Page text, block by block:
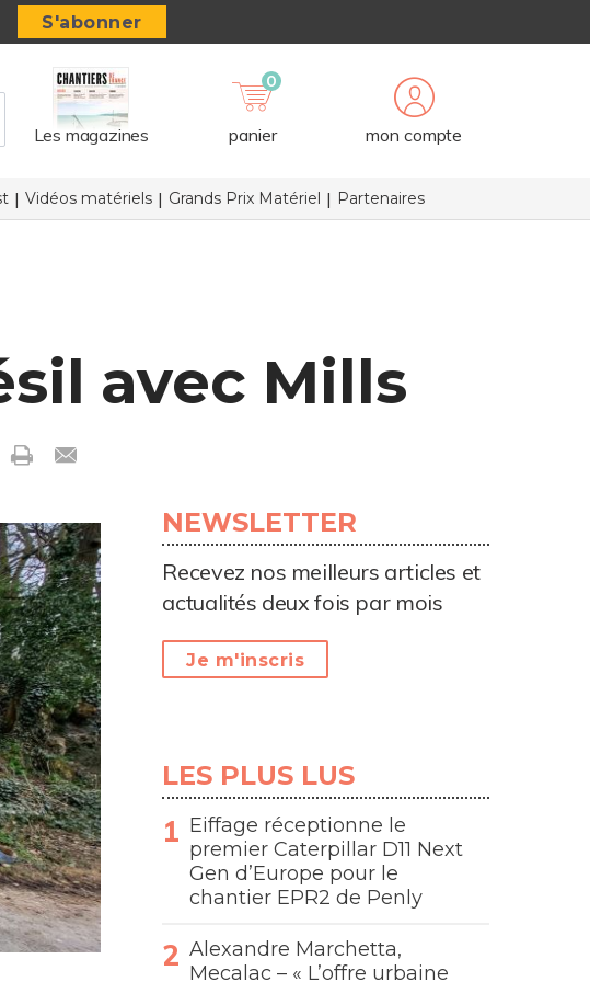
S'abonner
Les magazines
0
panier mon compte
Vidéos matériels Grands Prix Matériel Partenaires
avec Mills
NEWSLETTER
Recevez nos meilleurs articles et
actualités deux fois par mois
Je m'inscris
LES PLUS LUS
Eiffage réceptionne le
premier Caterpillar D11 Next
Gen d’Europe pour le
chantier EPR2 de Penly
Alexandre Marchetta,
Mecalac – « L’offre urbaine